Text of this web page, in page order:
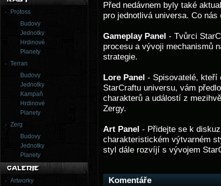
Protoss
Budovy
Jednotky
Hrdinové
Planety
Terran
Budovy
Jednotky
Kampaň
Hrdinové
Planety
Zerg
Budovy
Jednotky
Planety
Artworky
Před nedávnem byly také
pro jednotlivá universa. Co
Gameplay Panel - Tvůrci
procesu a vývoji mechanismů
strategie.
Lore Panel - Spisovatelé, kteří
StarCraftu universu, vám
charakterů a událostí z
Zergy.
Art Panel - Přidejte se k
charakteristickém výtvarném
styl dále rozvíjí s vývojem
Komentáře